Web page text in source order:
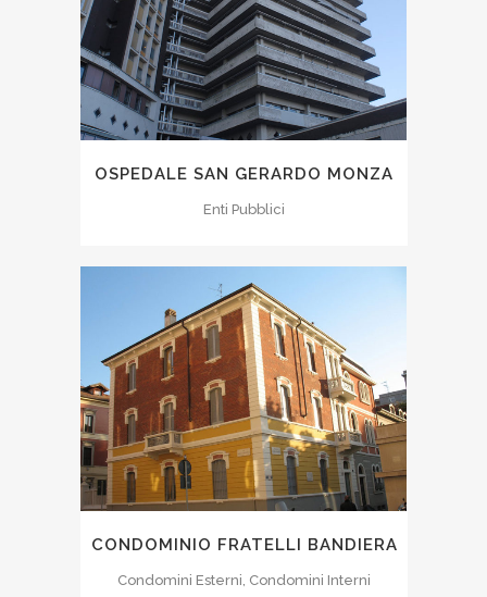
OSPEDALE SAN GERARDO MONZA
Enti Pubblici
CONDOMINIO FRATELLI BANDIERA
Condomini Esterni, Condomini Interni